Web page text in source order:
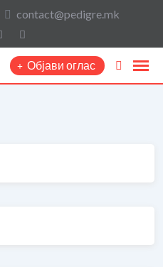
contact@pedigre.mk
Објави оглас